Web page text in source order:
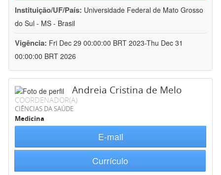
Instituição/UF/País: Universidade Federal de Mato Grosso
do Sul - MS - Brasil
Vigência: Fri Dec 29 00:00:00 BRT 2023-Thu Dec 31
00:00:00 BRT 2026
Andreia Cristina de Melo
COORDENADOR(A)
CIÊNCIAS DA SAÚDE
Medicina
E-mail
Currículo